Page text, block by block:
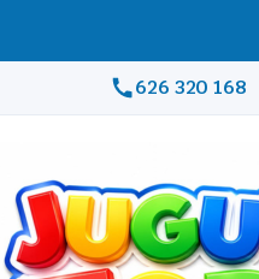
626 320 168